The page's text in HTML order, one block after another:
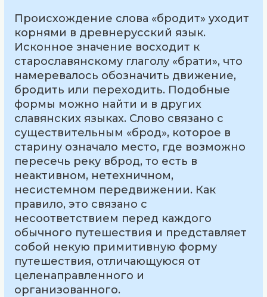
Происхождение слова «бродит» уходит
корнями в древнерусский язык.
Исконное значение восходит к
старославянскому глаголу «брати», что
намеревалось обозначить движение,
бродить или переходить. Подобные
формы можно найти и в других
славянских языках. Слово связано с
существительным «брод», которое в
старину означало место, где возможно
пересечь реку вброд, то есть в
неактивном, нетехничном,
несистемном передвижении. Как
правило, это связано с
несоответствием перед каждого
обычного путешествия и представляет
собой некую примитивную форму
путешествия, отличающуюся от
целенаправленного и
организованного.